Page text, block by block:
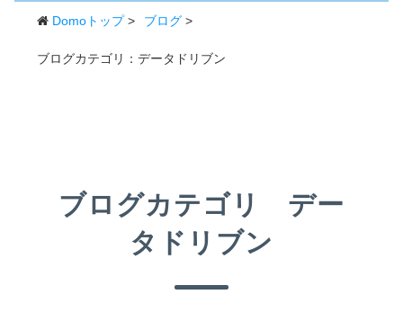
Domoトップ> ブログ >
ブログカテゴリ：データドリブン
ブログカテゴリ デー
タドリブン